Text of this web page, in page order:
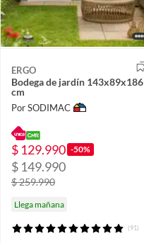
ERGO
Bodega de jardín 143x89x186
cm
Por SODIMAC
$ 129.990 -50%
$ 149.990
$ 259.990
Llega mañana
(91)